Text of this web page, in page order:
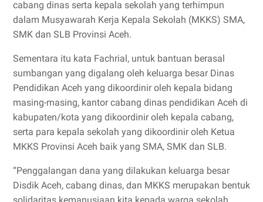
cabang dinas serta kepala sekolah yang terhimpun
dalam Musyawarah Kerja Kepala Sekolah (MKKS) SMA,
SMK dan SLB Provinsi Aceh.
Sementara itu kata Fachrial, untuk bantuan berasal
sumbangan yang digalang oleh keluarga besar Dinas
Pendidikan Aceh yang dikoordinir oleh kepala bidang
masing-masing, kantor cabang dinas pendidikan Aceh di
kabupaten/kota yang dikoordinir oleh kepala cabang,
serta para kepala sekolah yang dikoordinir oleh Ketua
MKKS Provinsi Aceh baik yang SMA, SMK dan SLB.
“Penggalangan dana yang dilakukan keluarga besar
Disdik Aceh, cabang dinas, dan MKKS merupakan bentuk